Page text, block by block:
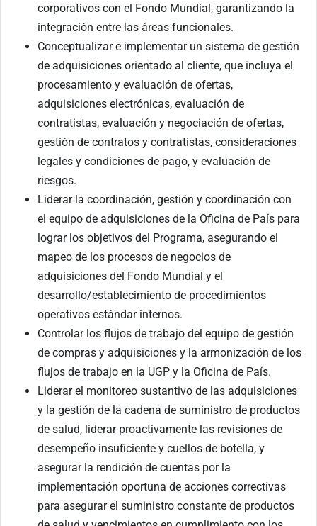
corporativos con el Fondo Mundial, garantizando la
integración entre las áreas funcionales.
Conceptualizar e implementar un sistema de gestión
de adquisiciones orientado al cliente, que incluya el
procesamiento y evaluación de ofertas,
adquisiciones electrónicas, evaluación de
contratistas, evaluación y negociación de ofertas,
gestión de contratos y contratistas, consideraciones
legales y condiciones de pago, y evaluación de
riesgos.
Liderar la coordinación, gestión y coordinación con
el equipo de adquisiciones de la Oficina de País para
lograr los objetivos del Programa, asegurando el
mapeo de los procesos de negocios de
adquisiciones del Fondo Mundial y el
desarrollo/establecimiento de procedimientos
operativos estándar internos.
Controlar los flujos de trabajo del equipo de gestión
de compras y adquisiciones y la armonización de los
flujos de trabajo en la UGP y la Oficina de País.
Liderar el monitoreo sustantivo de las adquisiciones
y la gestión de la cadena de suministro de productos
de salud, liderar proactivamente las revisiones de
desempeño insuficiente y cuellos de botella, y
asegurar la rendición de cuentas por la
implementación oportuna de acciones correctivas
para asegurar el suministro constante de productos